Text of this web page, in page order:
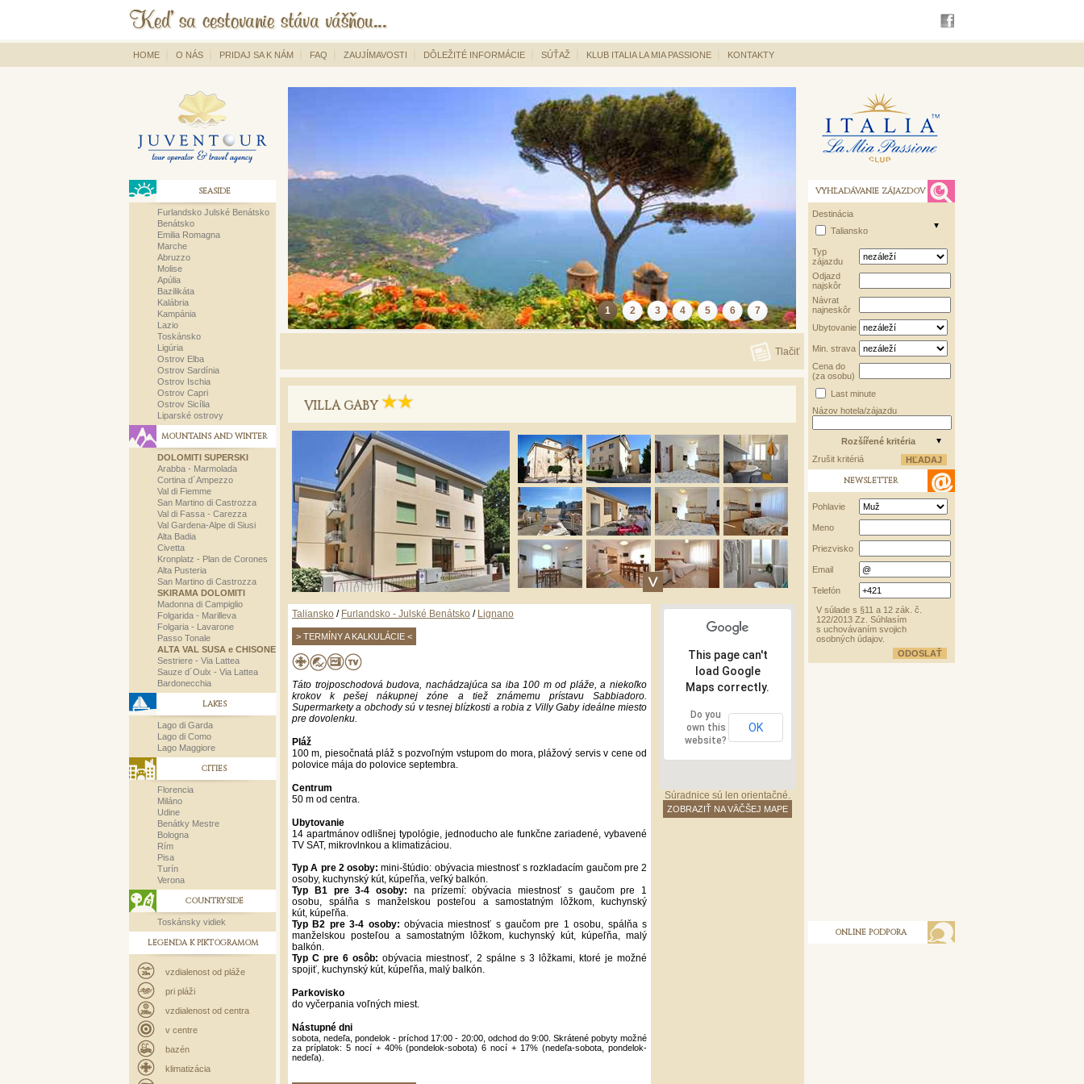
HOME O NÁS PRIDAJ SA K NÁM FAQ ZAUJÍMAVOSTI DÔLEŽITÉ INFORMÁCIE SÚŤAŽ KLUB ITALIA LA MIA PASSIONE KONTAKTY
SEASIDE
Furlandsko Julské Benátsko
Benátsko
Emilia Romagna
Marche
Abruzzo
Molise
Apúlia
Bazilikáta
Kalábria
Kampánia
Lazio
Toskánsko
Ligúria
Ostrov Elba
Ostrov Sardínia
Ostrov Ischia
Ostrov Capri
Ostrov Sicília
Liparské ostrovy
MOUNTAINS AND WINTER
DOLOMITI SUPERSKI
Arabba - Marmolada
Cortina d´Ampezzo
Val di Fiemme
San Martino di Castrozza
Val di Fassa - Carezza
Val Gardena-Alpe di Siusi
Alta Badia
Civetta
Kronplatz - Plan de Corones
Alta Pusteria
San Martino di Castrozza
SKIRAMA DOLOMITI
Madonna di Campiglio
Folgarida - Marilleva
Folgaria - Lavarone
Passo Tonale
ALTA VAL SUSA e CHISONE
Sestriere - Via Lattea
Sauze d´Oulx - Via Lattea
Bardonecchia
LAKES
Lago di Garda
Lago di Como
Lago Maggiore
CITIES
Florencia
Miláno
Udine
Benátky Mestre
Bologna
Rím
Pisa
Turín
Verona
COUNTRYSIDE
Toskánsky vidiek
LEGENDA K PIKTOGRAMOM
vzdialenost od pláže
pri pláži
vzdialenost od centra
v centre
bazén
klimatizácia
1 2 3 4 5 6 7
Tlačiť
VILLA GABY
Taliansko / Furlandsko - Julské Benátsko / Lignano
> TERMÍNY A KALKULÁCIE <
Táto trojposchodová budova, nachádzajúca sa iba 100 m od pláže, a niekoľko
krokov k pešej nákupnej zóne a tiež známemu prístavu Sabbiadoro.
Supermarkety a obchody sú v tesnej blízkosti a robia z Villy Gaby ideálne miesto
pre dovolenku.
Pláž
100 m, piesočnatá pláž s pozvoľným vstupom do mora, plážový servis v cene od
polovice mája do polovice septembra.
Centrum
50 m od centra.
Ubytovanie
14 apartmánov odlišnej typológie, jednoducho ale funkčne zariadené, vybavené
TV SAT, mikrovlnkou a klimatizáciou.
Typ A pre 2 osoby: mini-štúdio: obývacia miestnosť s rozkladacím gaučom pre 2
osoby, kuchynský kút, kúpeľňa, veľký balkón.
Typ B1 pre 3-4 osoby: na prízemí: obývacia miestnosť s gaučom pre 1
osobu, spálňa s manželskou posteľou a samostatným lôžkom, kuchynský
kút, kúpeľňa.
Typ B2 pre 3-4 osoby: obývacia miestnosť s gaučom pre 1 osobu, spálňa s
manželskou posteľou a samostatným lôžkom, kuchynský kút, kúpeľňa, malý
balkón.
Typ C pre 6 osôb: obývacia miestnosť, 2 spálne s 3 lôžkami, ktoré je možné
spojiť, kuchynský kút, kúpeľňa, malý balkón.
Parkovisko
do vyčerpania voľných miest.
Nástupné dni
sobota, nedeľa, pondelok - príchod 17:00 - 20:00, odchod do 9:00. Skrátené pobyty možné
za príplatok: 5 nocí + 40% (pondelok-sobota) 6 nocí + 17% (nedeľa-sobota, pondelok-
nedeľa).
This page can't
load Google
Maps correctly.
Do you
own this
website?
OK
Súradnice sú len orientačné.
ZOBRAZIŤ NA VÄČŠEJ MAPE
VYHĽADÁVANIE ZÁJAZDOV
Destinácia
Taliansko
Typ
zájazdu
Odjazd
najskôr
Návrat
najneskôr
Ubytovanie
Min. strava
Cena do
(za osobu)
Last minute
Názov hotela/zájazdu
Rozšířené kritéria
Zrušit kritériá
NEWSLETTER
Pohlavie
Meno
Priezvisko
Email
Telefón
V súlade s §11 a 12 zák. č.
122/2013 Zz. Súhlasím
s uchovávaním svojich
osobných údajov.
ONLINE PODPORA